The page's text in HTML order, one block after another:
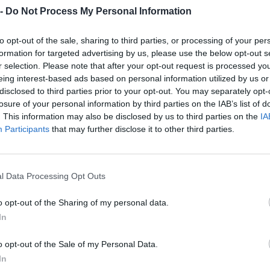
Do Not Process My Personal Information
opt-out of the sale, sharing to third parties, or processing of your
for targeted advertising by us, please use the below opt-out
selection. Please note that after your opt-out request is processed
interest-based ads based on personal information utilized by us
to third parties prior to your opt-out. You may separately
of your personal information by third parties on the IAB’s list of
This information may also be disclosed by us to third parties on the
Participants that may further disclose it to other third parties.
Data Processing Opt Outs
opt-out of the Sharing of my personal data.
opt-out of the Sale of my Personal Data.
€ 401.411
Fatturato per dipendente
5 aiuti o contributi pubblici per un totale di 14.619 euro